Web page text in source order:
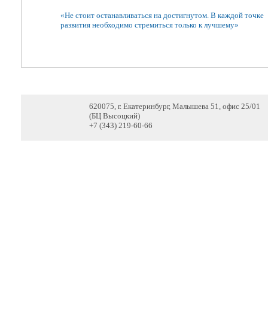
«Не стоит останавливаться на достигнутом. В каждой точке
развития необходимо стремиться только к лучшему»
620075, г. Екатеринбург, Малышева 51, офис 25/01
(БЦ Высоцкий)
+7 (343) 219-60-66